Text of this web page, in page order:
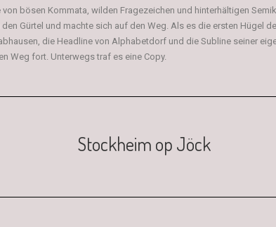
bösen Kommata, wilden Fragezeichen und hinterhältigen
Gürtel und machte sich auf den Weg. Als es die ersten Hügel
die Headline von Alphabetdorf und die Subline seiner
Weg fort. Unterwegs traf es eine Copy.
Stockheim op Jöck